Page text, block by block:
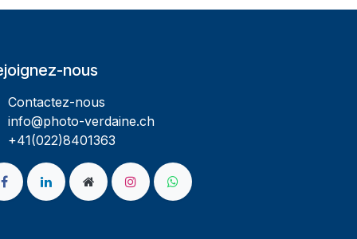
nous
Contactez-nous
info@photo-verdaine.ch​
​​+41(022)8401363